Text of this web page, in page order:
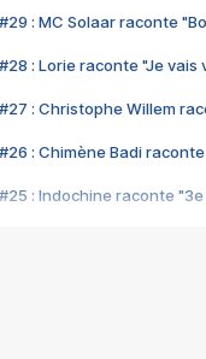
#29 : MC Solaar raconte
#28 : Lorie raconte "Je vais
#27 : Christophe Willem
#26 : Chimène Badi
#25 : Indochine raconte